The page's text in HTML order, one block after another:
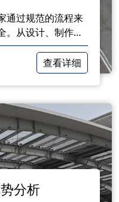
通过规范的流程来
。从设计、制作到
重视。了解这些基
择合适的厂家，并
查看详细
分析